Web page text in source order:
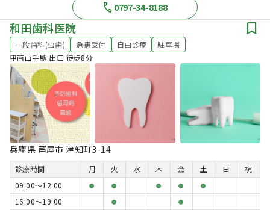
0797-34-8188
和田歯科医院
一般歯科(虫歯) 急患受付 自由診療
駐車場
甲南山手駅 出口 徒歩8分
兵庫県 芦屋市 津知町3-14
診療時間 月 火 水 木 金 土 日
祝
09:00〜12:00
● ● ● ● ●
16:00〜19:00 ● ●